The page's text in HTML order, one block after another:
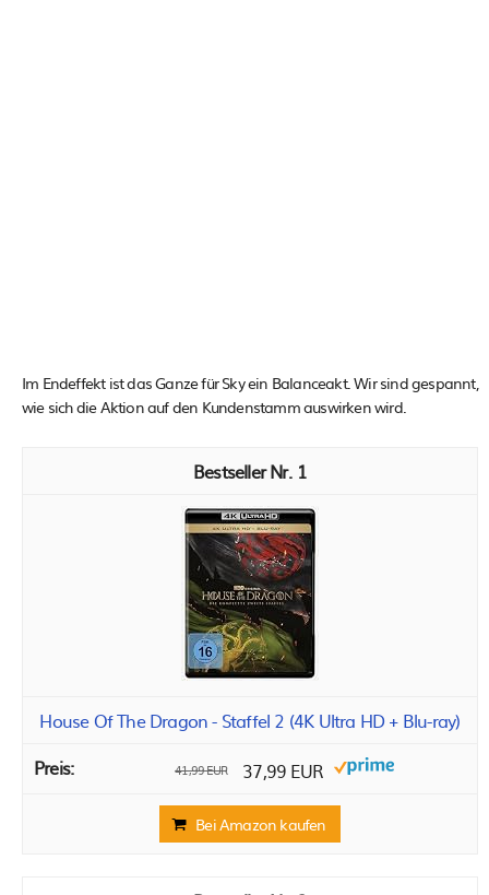
Im Endeffekt ist das Ganze für Sky ein Balanceakt. Wir sind gespannt,
wie sich die Aktion auf den Kundenstamm auswirken wird.
1
House Of The Dragon - Staffel 2 (4K Ultra HD + Blu-ray)
41,99 EUR 37,99 EUR
Bei Amazon kaufen